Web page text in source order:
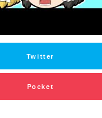
Twitter
Pocket